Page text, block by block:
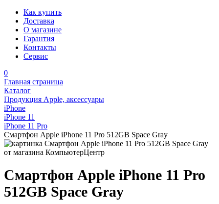
Как купить
Доставка
О магазине
Гарантия
Контакты
Сервис
0
Главная страница
Каталог
Продукция Apple, аксессуары
iPhone
iPhone 11
iPhone 11 Pro
Смартфон Apple iPhone 11 Pro 512GB Space Gray
Смартфон Apple iPhone 11 Pro
512GB Space Gray